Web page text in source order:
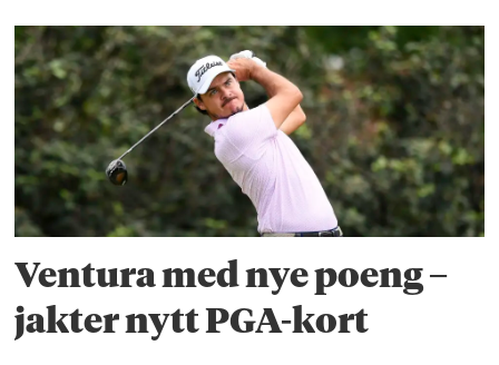
Ventura med nye poeng –
jakter nytt PGA-kort